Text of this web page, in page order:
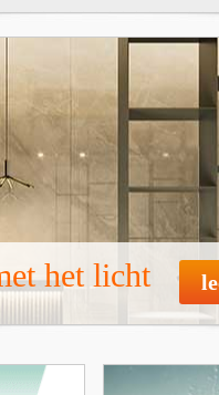
het licht